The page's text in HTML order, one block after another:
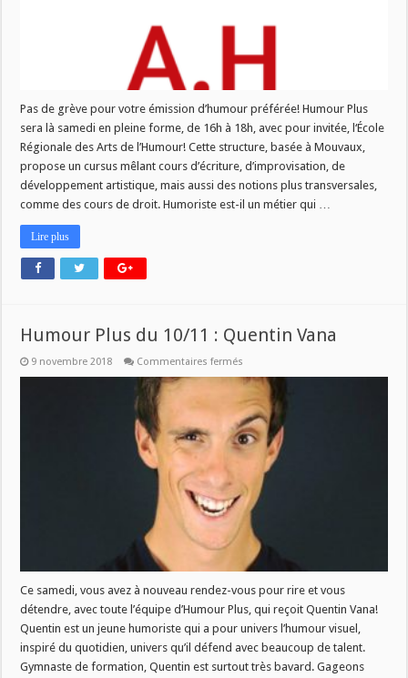
Pas de grève pour votre émission d’humour préférée! Humour Plus
sera là samedi en pleine forme, de 16h à 18h, avec pour invitée, l‘École
Régionale des Arts de l’Humour! Cette structure, basée à Mouvaux,
propose un cursus mêlant cours d’écriture, d’improvisation, de
développement artistique, mais aussi des notions plus transversales,
comme des cours de droit. Humoriste est-il un métier qui …
Lire plus
Humour Plus du 10/11 : Quentin Vana
9 novembre 2018 Commentaires fermés
Plus
10/11
:
Quentin
Vana
Ce samedi, vous avez à nouveau rendez-vous pour rire et vous
détendre, avec toute l’équipe d’Humour Plus, qui reçoit Quentin Vana!
Quentin est un jeune humoriste qui a pour univers l’humour visuel,
inspiré du quotidien, univers qu’il défend avec beaucoup de talent.
Gymnaste de formation, Quentin est surtout très bavard. Gageons